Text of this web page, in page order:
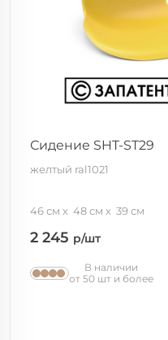
Сидение SHT-ST29
желтый ral1021
46 см 48 см 39 см
2 245 р/шт
В наличии
от 50 шт и более